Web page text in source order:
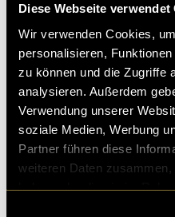
Diese Webseite verwendet
Wir verwenden Cookies,
personalisieren,
zu können und die Zugriffe
analysieren. Außerdem
Verwendung unserer
soziale Medien, Werbung
Partner führen diese
weiteren Daten